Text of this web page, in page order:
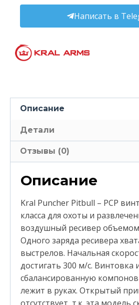
Написать в
Описание
Детали
Отзывы (0)
Описание
Kral Puncher Pitbull – PCP
класса для охоты и
воздушный ресивер объемом
Одного заряда ресивера
выстрелов. Начальная
достигать 300 м/с. Винтовка
сбалансированную
лежит в руках. Открытый